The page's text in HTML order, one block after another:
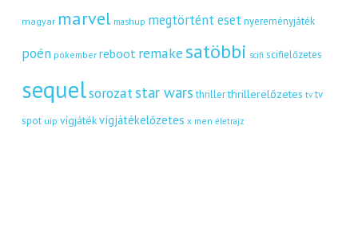
magyar marvel mashup megtörtént eset nyereményjáték
poén pókember reboot remakesatöbbi scifi scifielőzetes
sequelsorozatstar wars thriller thrillerelőzetes tv tv
spot uip vígjátékvígjátékelőzetes x men életrajz